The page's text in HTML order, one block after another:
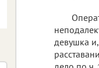
девушка